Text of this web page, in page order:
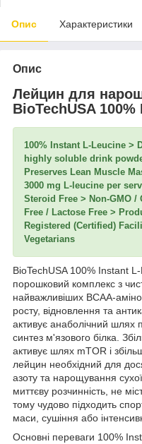
Опис Характеристики
Опис
Лейцин для
BioTechUSA
100% Instant L-Leucine >
highly soluble drink
Preserves Lean Muscle
3000 mg L-leucine per
Steroid Free > Non-GMO /
Free / Lactose Free >
Registered (Certified)
Vegetarians
BioTechUSA 100% Instant
порошковий комплекс з
найважливіших BCAA-
росту, відновлення та
активує анаболічний шлях
синтез м'язового білка.
активує шлях mTOR і
лейцин необхідний для
азоту та нарощування
миттєву розчинність, не
тому чудово підходить
маси, сушіння або
Основні переваги 100%